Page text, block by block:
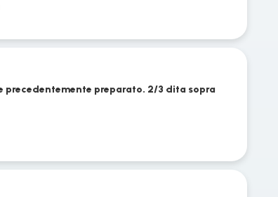
precedentemente preparato. 2/3 dita sopra